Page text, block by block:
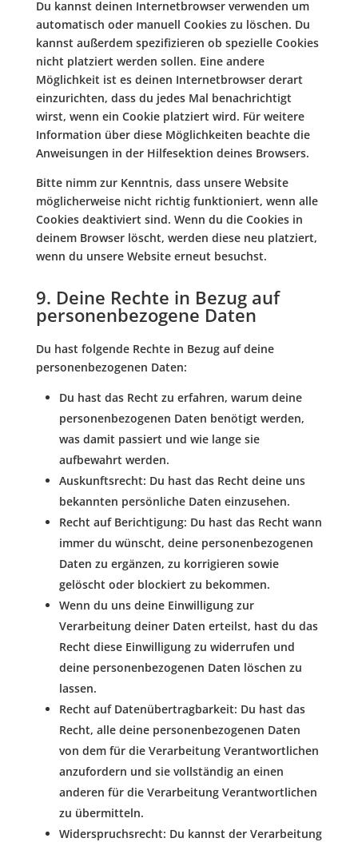
Du kannst deinen Internetbrowser verwenden um
automatisch oder manuell Cookies zu löschen. Du
kannst außerdem spezifizieren ob spezielle Cookies
nicht platziert werden sollen. Eine andere
Möglichkeit ist es deinen Internetbrowser derart
einzurichten, dass du jedes Mal benachrichtigt
wirst, wenn ein Cookie platziert wird. Für weitere
Information über diese Möglichkeiten beachte die
Anweisungen in der Hilfesektion deines Browsers.
Bitte nimm zur Kenntnis, dass unsere Website
möglicherweise nicht richtig funktioniert, wenn alle
Cookies deaktiviert sind. Wenn du die Cookies in
deinem Browser löscht, werden diese neu platziert,
wenn du unsere Website erneut besuchst.
9. Deine Rechte in Bezug auf
personenbezogene Daten
Du hast folgende Rechte in Bezug auf deine
personenbezogenen Daten:
Du hast das Recht zu erfahren, warum deine
personenbezogenen Daten benötigt werden,
was damit passiert und wie lange sie
aufbewahrt werden.
Auskunftsrecht: Du hast das Recht deine uns
bekannten persönliche Daten einzusehen.
Recht auf Berichtigung: Du hast das Recht wann
immer du wünscht, deine personenbezogenen
Daten zu ergänzen, zu korrigieren sowie
gelöscht oder blockiert zu bekommen.
Wenn du uns deine Einwilligung zur
Verarbeitung deiner Daten erteilst, hast du das
Recht diese Einwilligung zu widerrufen und
deine personenbezogenen Daten löschen zu
lassen.
Recht auf Datenübertragbarkeit: Du hast das
Recht, alle deine personenbezogenen Daten
von dem für die Verarbeitung Verantwortlichen
anzufordern und sie vollständig an einen
anderen für die Verarbeitung Verantwortlichen
zu übermitteln.
Widerspruchsrecht: Du kannst der Verarbeitung